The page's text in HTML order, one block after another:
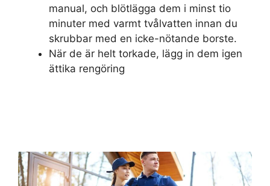
manual, och blötlägga dem i minst tio
minuter med varmt tvålvatten innan du
skrubbar med en icke-nötande borste.
När de är helt torkade, lägg in dem igen
ättika rengöring